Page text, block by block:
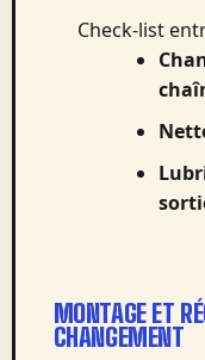
Check-list
MONTAGE ET
CHANGEMENT